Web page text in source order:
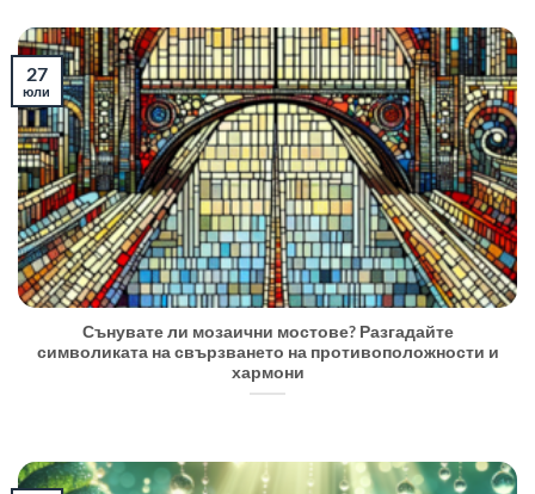
Сънувате ли мозаични мостове? Разгадайте
символиката на свързването на противоположности и
хармони
27
юли